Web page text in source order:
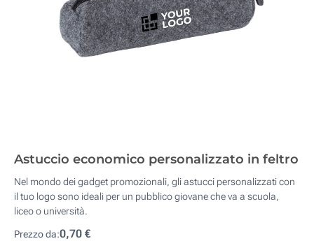
Astuccio economico personalizzato in feltro
Nel mondo dei gadget promozionali, gli astucci personalizzati con
il tuo logo sono ideali per un pubblico giovane che va a scuola,
liceo o università.
Prezzo da:0,70 €